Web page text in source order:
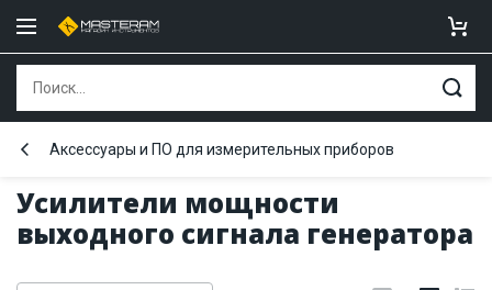
Усилители мощности
выходного сигнала генератора
Аксессуары и ПО для измерительных приборов